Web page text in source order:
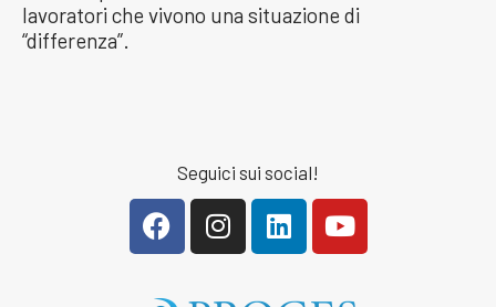
lavoratori che vivono una situazione di
“differenza”.
Seguici sui social!